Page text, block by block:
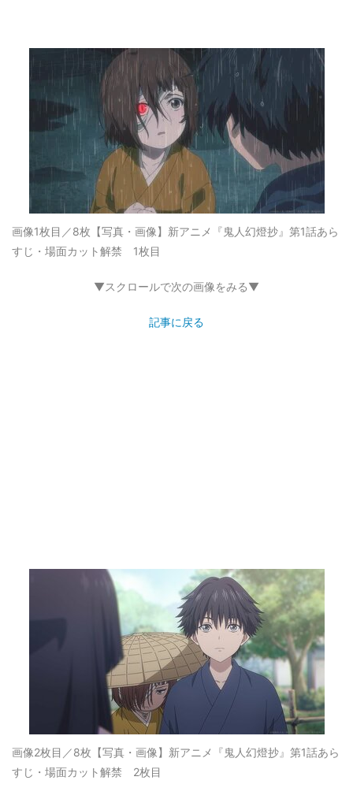
画像1枚目／8枚 【写真・画像】新アニメ『鬼人幻燈抄』第1話あら
すじ・場面カット解禁 1枚目
▼スクロールで次の画像をみる▼
記事に戻る
画像2枚目／8枚 【写真・画像】新アニメ『鬼人幻燈抄』第1話あら
すじ・場面カット解禁 2枚目